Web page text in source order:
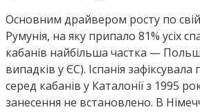
Основним драйвером росту по
Румунія, на яку припало 81% усіх
кабанів найбільша частка —
випадків у ЄС). Іспанія
серед кабанів у Каталонії з 1995
занесення не встановлено. В